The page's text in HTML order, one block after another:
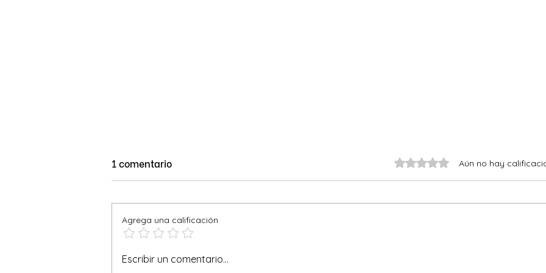
Pie de Limón: ¡Un Clásico
1 comentario Obtuvo 0 de 5 estrellas.
Aún no hay
Agrega una calificación
Escribir un comentario...